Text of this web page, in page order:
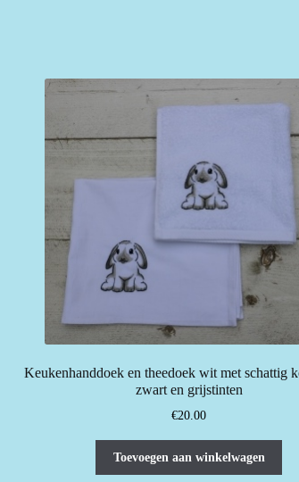
gekozen
Keukenhanddoek en theedoek wit met schattig
zwart en grijstinten
€20.00
Toevoegen aan winkelwagen